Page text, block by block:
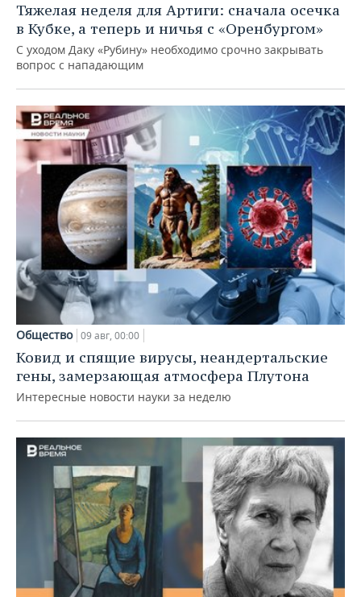
Тяжелая неделя для Артиги: сначала осечка
в Кубке, а теперь и ничья с «Оренбургом»
С уходом Даку «Рубину» необходимо срочно закрывать
вопрос с нападающим
Общество 09 авг, 00:00
Ковид и спящие вирусы, неандертальские
гены, замерзающая атмосфера Плутона
Интересные новости науки за неделю